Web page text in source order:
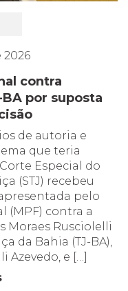
2026
contra
por suposta
de autoria e
que teria
Especial do
(STJ) recebeu
pelo
(MPF) contra a
Moraes Rusciolelli
da Bahia (TJ-BA),
Azevedo, e […]